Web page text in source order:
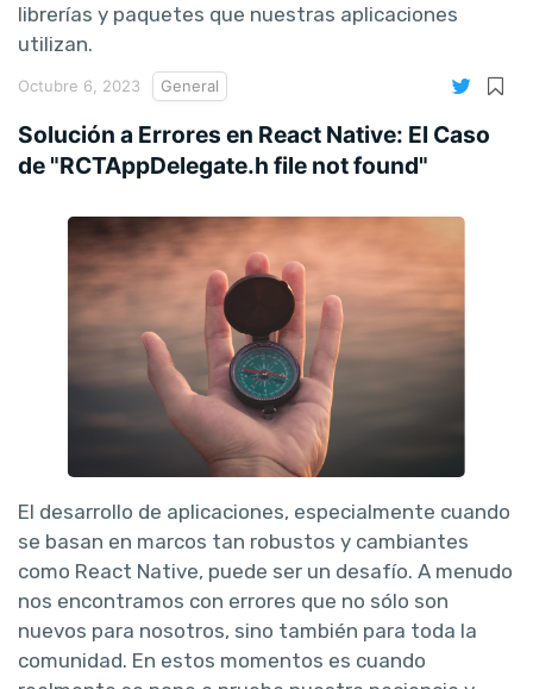
librerías y paquetes que nuestras aplicaciones
utilizan.
Octubre 6, 2023 General
Solución a Errores en React Native: El Caso
de "RCTAppDelegate.h file not found"
El desarrollo de aplicaciones, especialmente cuando
se basan en marcos tan robustos y cambiantes
como React Native, puede ser un desafío. A menudo
nos encontramos con errores que no sólo son
nuevos para nosotros, sino también para toda la
comunidad. En estos momentos es cuando